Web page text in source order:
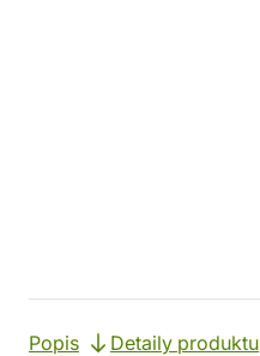
Popis Detaily produktu